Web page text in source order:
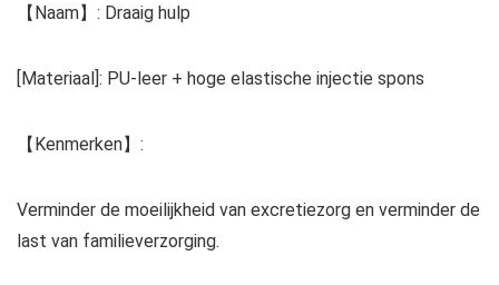
【Naam】: Draaig hulp
[Materiaal]: PU-leer + hoge elastische injectie spons
【Kenmerken】:
Verminder de moeilijkheid van excretiezorg en verminder de
last van familieverzorging.